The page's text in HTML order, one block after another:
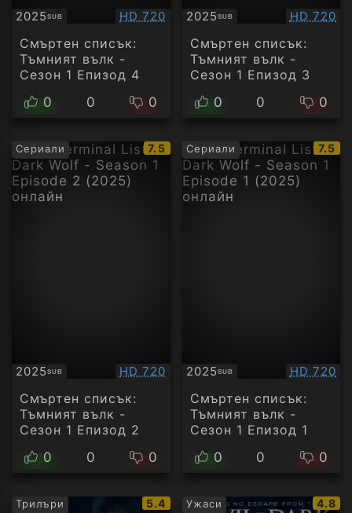
2025SUB
Субтитри Качество:
HD 720
Смъртен списък:
Тъмният вълк -
Сезон 1 Епизод 4
0
0 0
2025SUB
Субтитри HD 720
Смъртен списък:
Тъмният вълк -
Сезон 1 Епизод 3
0
0 0
Сериали
IMDb
рейтинг:
7.5
2025SUB
Субтитри Качество:
HD 720
Смъртен списък:
Тъмният вълк -
Сезон 1 Епизод 2
0
0 0
Сериали
IMDb
7.5
2025SUB
Субтитри HD 720
Смъртен списък:
Тъмният вълк -
Сезон 1 Епизод 1
0
0 0
Трилъри
IMDb
5.4 Ужаси
IMDb
4.8